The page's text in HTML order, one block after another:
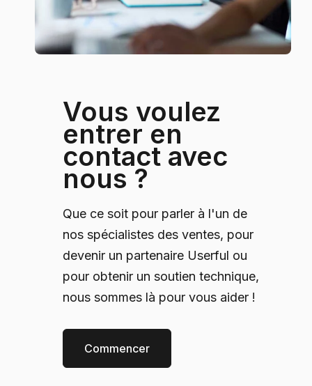
Vous voulez
entrer en
contact avec
nous ?
Que ce soit pour parler à l'un de
nos spécialistes des ventes, pour
devenir un partenaire Userful ou
pour obtenir un soutien technique,
nous sommes là pour vous aider !
Commencer